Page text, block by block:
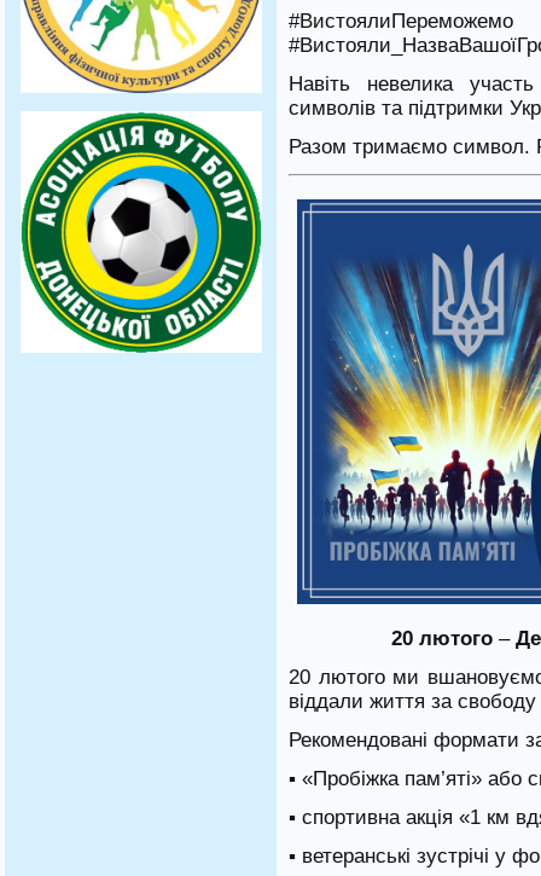
Навіть невелика
символів та підтримки
Разом тримаємо символ.
20 лютого –
20 лютого ми
віддали життя за свободу
Рекомендовані формати
▪ «Пробіжка пам’яті» або
▪ спортивна акція «1 км
▪ ветеранські зустрічі у